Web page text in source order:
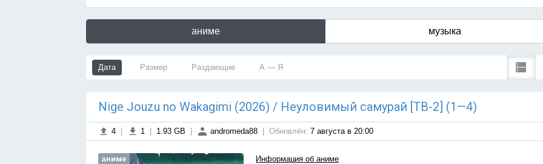
аниме музыка
Дата Размер Раздающие А — Я
Nige Jouzu no Wakagimi (2026) / Неуловимый самурай [ТВ-2] (1—4)
4 1 1.93 GB andromeda88 Обновлён: 7 августа в 20:00
аниме
Информация об аниме